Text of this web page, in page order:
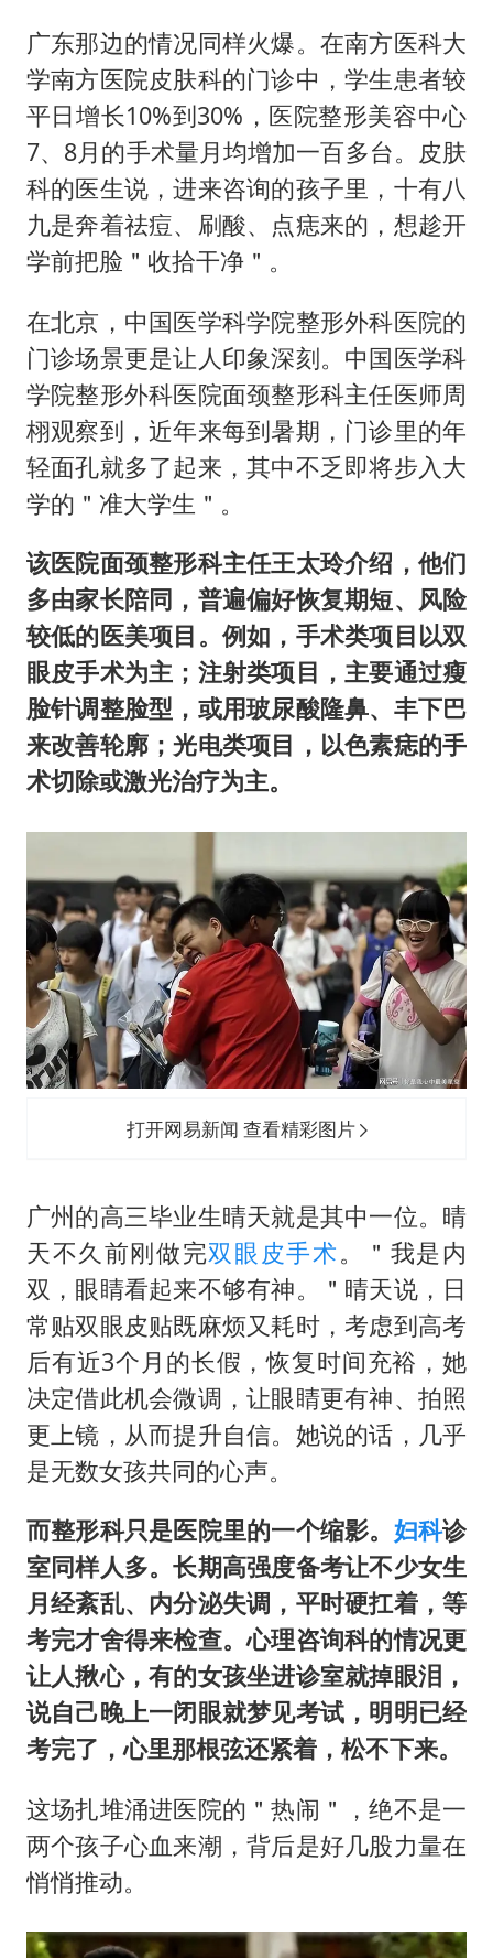
广东那边的情况同样火爆。在南方医科大
学南方医院皮肤科的门诊中，学生患者较
平日增长10%到30%，医院整形美容中心
7、8月的手术量月均增加一百多台。皮肤
科的医生说，进来咨询的孩子里，十有八
九是奔着祛痘、刷酸、点痣来的，想趁开
学前把脸＂收拾干净＂。
在北京，中国医学科学院整形外科医院的
门诊场景更是让人印象深刻。中国医学科
学院整形外科医院面颈整形科主任医师周
栩观察到，近年来每到暑期，门诊里的年
轻面孔就多了起来，其中不乏即将步入大
学的＂准大学生＂。
该医院面颈整形科主任王太玲介绍，他们
多由家长陪同，普遍偏好恢复期短、风险
较低的医美项目。例如，手术类项目以双
眼皮手术为主；注射类项目，主要通过瘦
脸针调整脸型，或用玻尿酸隆鼻、丰下巴
来改善轮廓；光电类项目，以色素痣的手
术切除或激光治疗为主。
打开网易新闻 查看精彩图片
广州的高三毕业生晴天就是其中一位。晴
天不久前刚做完双眼皮手术。＂我是内
双，眼睛看起来不够有神。＂晴天说，日
常贴双眼皮贴既麻烦又耗时，考虑到高考
后有近3个月的长假，恢复时间充裕，她
决定借此机会微调，让眼睛更有神、拍照
更上镜，从而提升自信。她说的话，几乎
是无数女孩共同的心声。
而整形科只是医院里的一个缩影。 妇科诊
室同样人多。长期高强度备考让不少女生
月经紊乱、内分泌失调，平时硬扛着，等
考完才舍得来检查。心理咨询科的情况更
让人揪心，有的女孩坐进诊室就掉眼泪，
说自己晚上一闭眼就梦见考试，明明已经
考完了，心里那根弦还紧着，松不下来。
这场扎堆涌进医院的＂热闹＂，绝不是一
两个孩子心血来潮，背后是好几股力量在
悄悄推动。